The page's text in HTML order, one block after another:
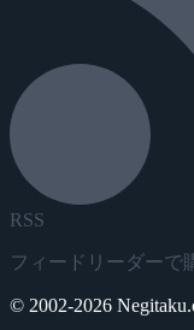
RSS
フィードリーダーで
© 2002-2026